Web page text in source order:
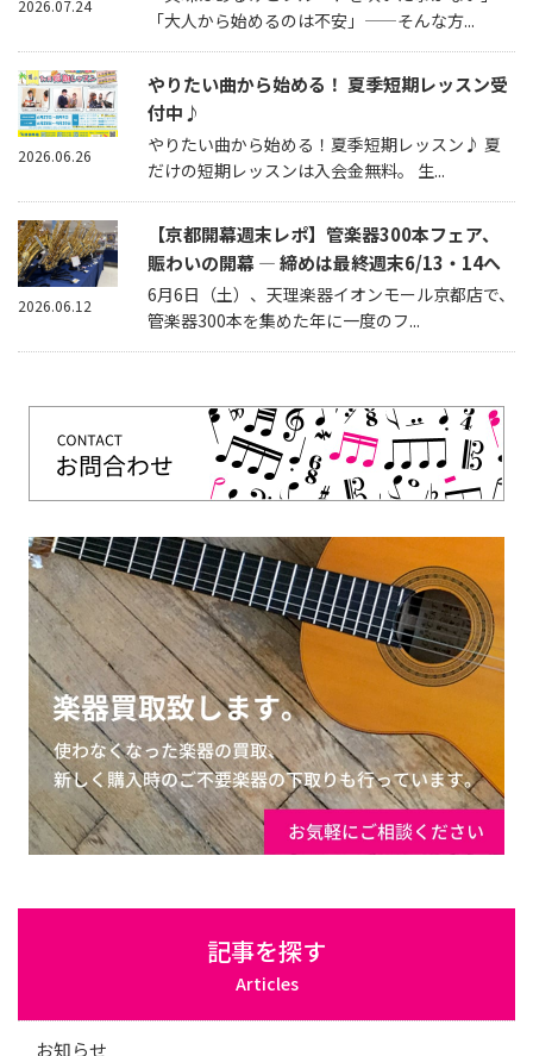
「大人から始めるのは不安」——そんな方...
2026.07.24
やりたい曲から始める！ 夏季短期レッスン受
付中♪
やりたい曲から始める！夏季短期レッスン♪ 夏
だけの短期レッスンは入会金無料。 生...
2026.06.26
【京都開幕週末レポ】管楽器300本フェア、
賑わいの開幕 — 締めは最終週末6/13・14へ
6月6日（土）、天理楽器イオンモール京都店で、
管楽器300本を集めた年に一度のフ...
2026.06.12
記事を探す
Articles
お知らせ